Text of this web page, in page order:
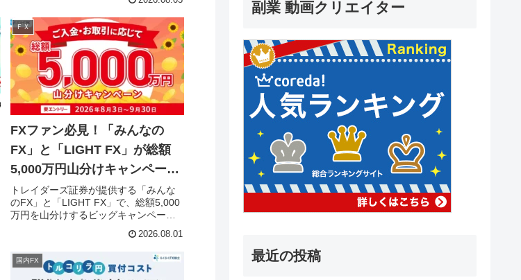
料理セットや専用冷凍庫を手に入れる
チャンスです。FX取引を楽しみなが
ら、美味しい特典もゲットしましょ
う！
ＦＸ
FXファン必見！「みんなの
FX」と「LIGHT FX」が総額
5,000万円山分けキャンペーン
を8月3日より開催！
トレイダーズ証券が提供する「みんな
のFX」と「LIGHT FX」で、総額5,000
万円を山分けするビッグキャンペーン
をクリアして、キャッシュバックのチ
ャンスを掴みましょう。
2026.08.01
国内FX
副業 動画クリエイター
最近の投稿